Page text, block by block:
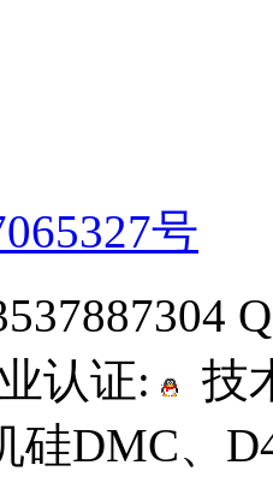
号
认证:
技
硅DMC、